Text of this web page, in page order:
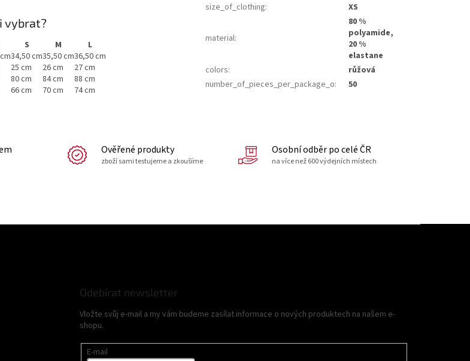
vybrat?
S M
L
34,50 cm35,50 cm36,50 cm
25 cm 26 cm
27 cm
80 cm 84 cm
88 cm
66 cm 70 cm 74 cm
size_of_clothing: XS
material:
80 %
polyamide,
20 %
elastane
colors:
růžová
number_of_pieces_per_package_o: 50
Ověřené produkty
zboží sami testujeme a zkoušíme
Osobní odběr po celé ČR
na více než 600 výdejních místech
Odebírat newsletter
Vložte svůj e-mail a my vám budeme zasílat informace o nových produktech na našem e-
shopu.
E-mail